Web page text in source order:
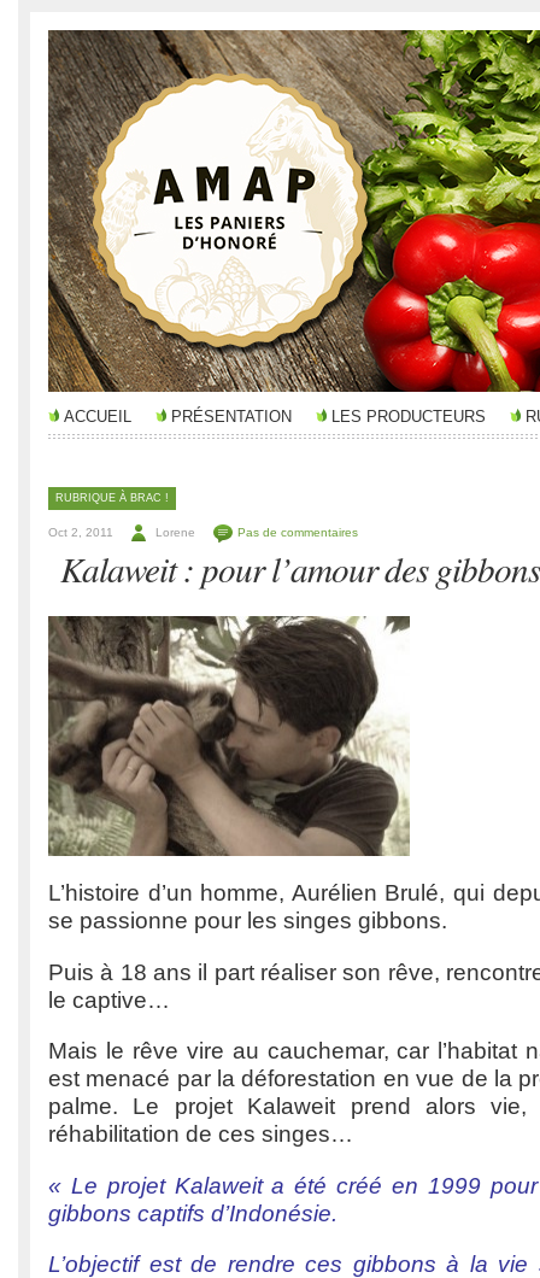
ACCUEIL PRÉSENTATION LES PRODUCTEURS
RUBRIQUE À BRAC !
Oct 2, 2011 Lorene Pas de commentaires
Kalaweit : pour l’amour des gibbons
L’histoire d’un homme, Aurélien Brulé, qui
se passionne pour les singes gibbons.
Puis à 18 ans il part réaliser son rêve,
le captive…
Mais le rêve vire au cauchemar, car l’habitat
est menacé par la déforestation en vue de la
palme. Le projet Kalaweit prend alors
réhabilitation de ces singes…
« Le projet Kalaweit a été créé en 1999
gibbons captifs d’Indonésie.
L’objectif est de rendre ces gibbons à la